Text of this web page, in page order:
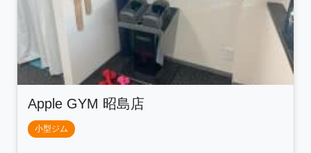
Apple GYM 昭島店
小型ジム